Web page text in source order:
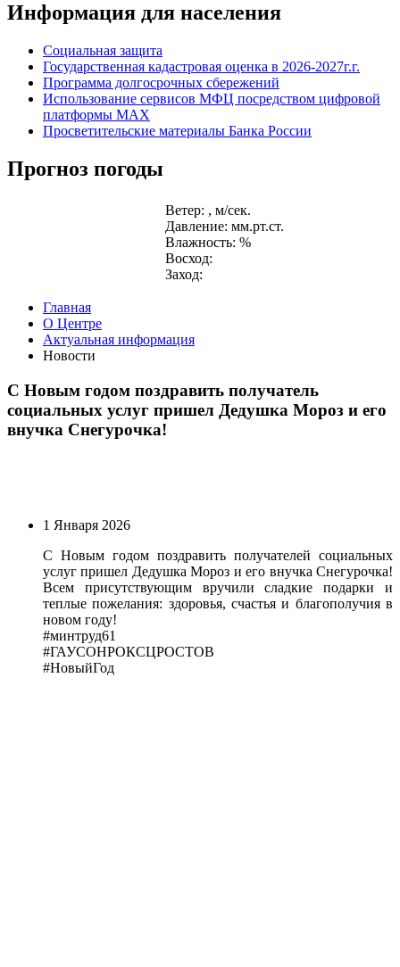
Информация для населения
Социальная защита
Государственная кадастровая оценка в 2026-2027г.г.
Программа долгосрочных сбережений
Использование сервисов МФЦ посредством цифровой
платформы MAX
Просветительские материалы Банка России
Прогноз погоды
Ветер: , м/сек.
Давление: мм.рт.ст.
Влажность: %
Восход:
Заход:
Главная
О Центре
Актуальная информация
Новости
С Новым годом поздравить получатель
социальных услуг пришел Дедушка Мороз и его
внучка Снегурочка!
1 Января 2026
С Новым годом поздравить получателей социальных
услуг пришел Дедушка Мороз и его внучка Снегурочка!
Всем присутствующим вручили сладкие подарки и
теплые пожелания: здоровья, счастья и благополучия в
новом году!
#минтруд61
#ГАУСОНРОКСЦРОСТОВ
#НовыйГод